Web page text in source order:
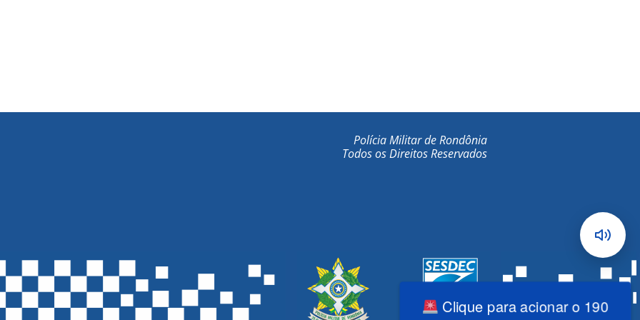
Polícia Militar de Rondônia
Todos os Direitos Reservados
Clique para acionar o 190